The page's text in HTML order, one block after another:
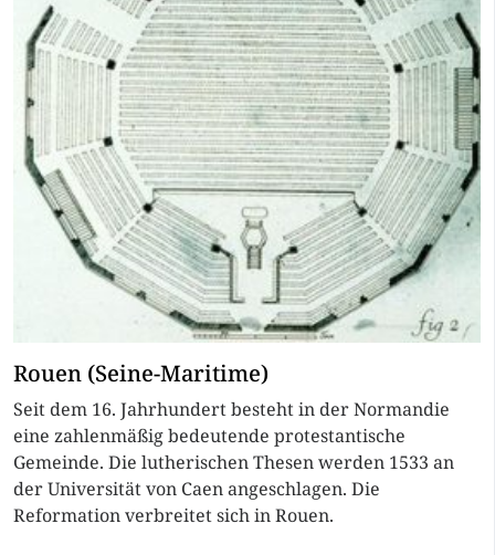
Rouen (Seine-Maritime)
Seit dem 16. Jahrhundert besteht in der Normandie
eine zahlenmäßig bedeutende protestantische
Gemeinde. Die lutherischen Thesen werden 1533 an
der Universität von Caen angeschlagen. Die
Reformation verbreitet sich in Rouen.